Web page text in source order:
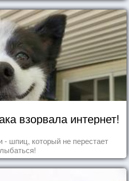
взорвала интернет!
- шпиц, который не перестает